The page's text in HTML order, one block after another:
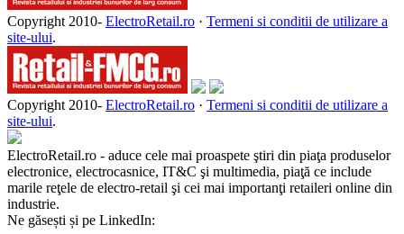
Copyright 2010- ElectroRetail.ro · Termeni si conditii de utilizare a
site-ului.
Copyright 2010- ElectroRetail.ro · Termeni si conditii de utilizare a
site-ului.
ElectroRetail.ro - aduce cele mai proaspete ştiri din piaţa produselor
electronice, electrocasnice, IT&C şi multimedia, piaţă ce include
marile reţele de electro-retail şi cei mai importanţi retaileri online din
industrie.
Ne găsești și pe LinkedIn: